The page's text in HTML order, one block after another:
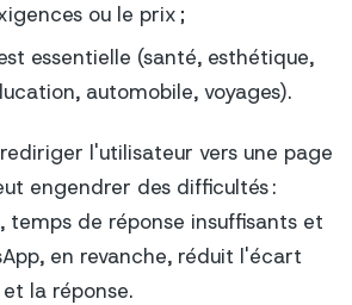
ou le prix ;
essentielle (santé, esthétique,
automobile, voyages).
l'utilisateur vers une page
engendrer des difficultés :
temps de réponse insuffisants et
en revanche, réduit l'écart
la réponse.